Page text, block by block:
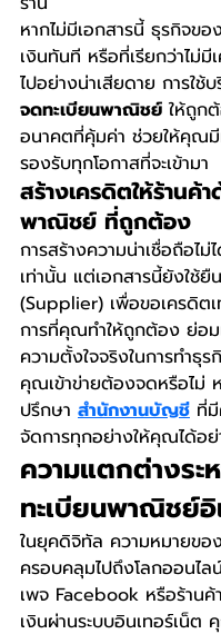
หากไม่มีเอกสารนี้ ธุรกิจข
เงินทันที หรือที่เรียกว่าไม่มี
ไปอย่างน่าเสียดาย การใช้
จดทะเบียนพาณิชย์ ให้ถูก
อนาคตที่คุ้มค่า ช่วยให้คุณ
รองรับทุกโอกาสที่จะเข้ามา
สร้างเครดิตให้ร้านค้
พาณิชย์ ที่ถูกต้อง
การสร้างความน่าเชื่อถือไ
เท่านั้น แต่เอกสารนี้ยังใช้
(Supplier) เพื่อขอเครดิต
การที่คุณทำให้ถูกต้อง ย่อ
ความตั้งใจจริงในการทำธุ
คุณเข้าข่ายต้องจดหรือไม่
ปรึกษา สำนักงานบัญชี ที่
จัดการทุกอย่างให้คุณได้อย่
ความแตกต่างระ
ทะเบียนพาณิชย์
ในยุคดิจิทัล ความหมายขอ
ครอบคลุมไปถึงโลกออนไ
เพจ Facebook หรือร้าน
เงินผ่านระบบอินเทอร์เน็